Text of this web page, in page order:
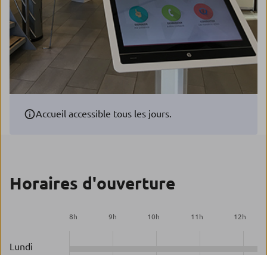
Accueil accessible tous les jours.
Horaires d'ouverture
8h 9h 10h 11 h 12h
Lundi